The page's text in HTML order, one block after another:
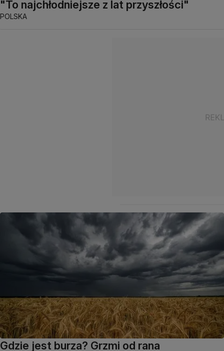
"To najchłodniejsze z lat przyszłości"
POLSKA
Gdzie jest burza? Grzmi od rana